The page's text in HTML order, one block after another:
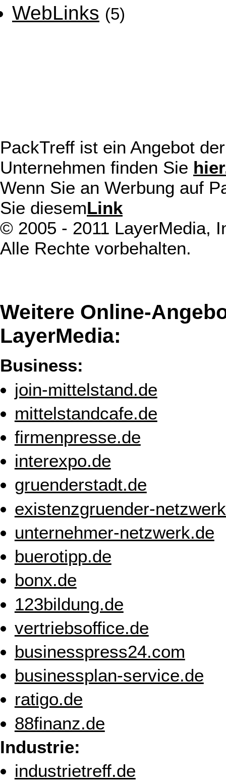
WebLinks (5)
PackTreff ist ein Angebot
Unternehmen finden Sie
Wenn Sie an Werbung auf
Sie diesemLink
© 2005 - 2011 LayerMedia,
Alle Rechte vorbehalten.
Weitere Online-
LayerMedia:
Business:
join-mittelstand.de
mittelstandcafe.de
firmenpresse.de
interexpo.de
gruenderstadt.de
existenzgruender-
unternehmer-netzwerk.de
buerotipp.de
bonx.de
123bildung.de
vertriebsoffice.de
businesspress24.com
businessplan-service.de
ratigo.de
88finanz.de
Industrie:
industrietreff.de